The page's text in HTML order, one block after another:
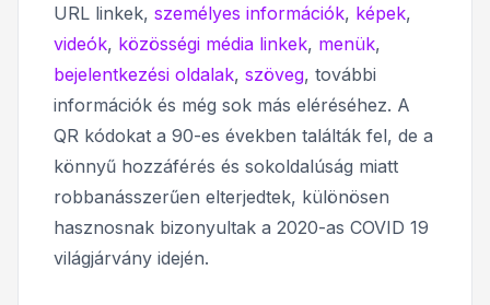
URL linkek, személyes információk, képek,
videók, közösségi média linkek, menük,
bejelentkezési oldalak, szöveg, további
információk és még sok más eléréséhez. A
QR kódokat a 90-es években találták fel, de a
könnyű hozzáférés és sokoldalúság miatt
robbanásszerűen elterjedtek, különösen
hasznosnak bizonyultak a 2020-as COVID 19
világjárvány idején.